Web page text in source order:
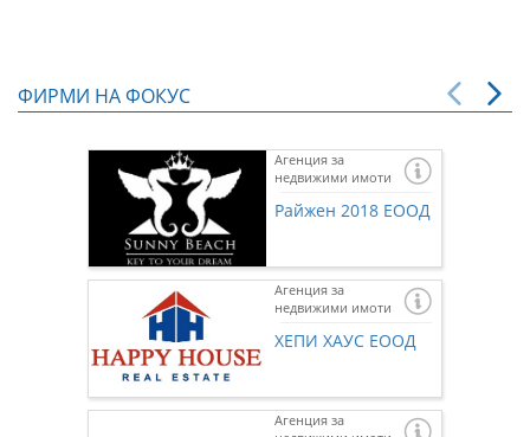
ФИРМИ НА ФОКУС
Агенция за
недвижими имоти
Райжен 2018 ЕООД
Агенция за
недвижими имоти
ХЕПИ ХАУС ЕООД
Агенция за